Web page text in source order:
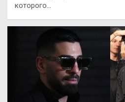
которого…